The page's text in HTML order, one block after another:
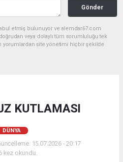
Gönder
etmiş bulunuyor ve alemdar67.com
veya dolaylı tüm sorumluluğu tek
yorumlardan site yönetimi hiçbir şekilde
KUTLAMASI
DÜNYA
15.07.2026 - 20:17
kez okundu.